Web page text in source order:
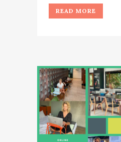
READ MORE